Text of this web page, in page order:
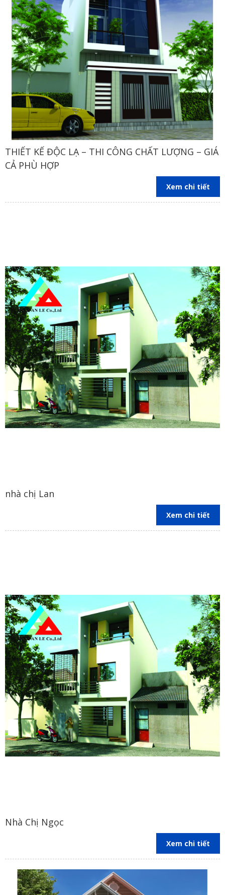
THIẾT KẾ ĐỘC LẠ – THI CÔNG CHẤT LƯỢNG – GIÁ
CẢ PHÙ HỢP
Xem chi tiết
nhà chị Lan
Xem chi tiết
Nhà Chị Ngọc
Xem chi tiết